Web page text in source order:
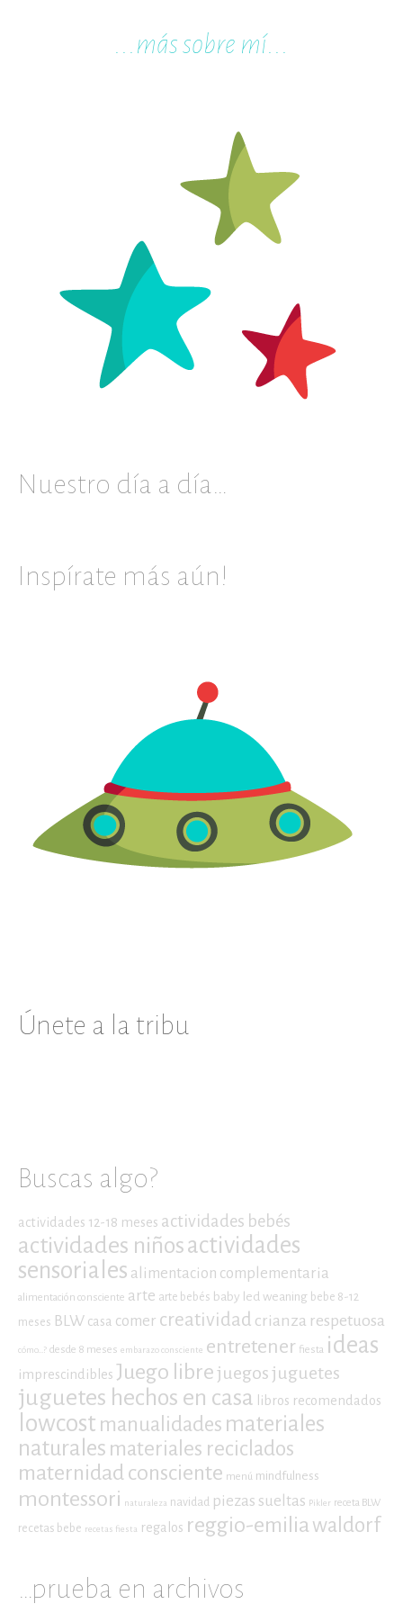
...más sobre mí...
Nuestro día a día…
Inspírate más aún!
Únete a la tribu
Buscas algo?
actividades 12-18 meses actividades bebés
actividades niñosactividades
sensoriales alimentacion complementaria
alimentación consciente arte arte bebés baby led weaning bebe 8-12
meses BLW casa comer creatividad crianza respetuosa
cómo...? desde 8 meses embarazo consciente entretener fiesta ideas
imprescindibles Juego librejuegosjuguetes
juguetes hechos en casa libros recomendados
lowcost manualidades materiales
naturales materiales reciclados
maternidad consciente menú mindfulness
montessori naturaleza navidad piezas sueltas Pikler receta BLW
recetas bebe recetas fiesta regalos reggio-emilia waldorf
…prueba en archivos